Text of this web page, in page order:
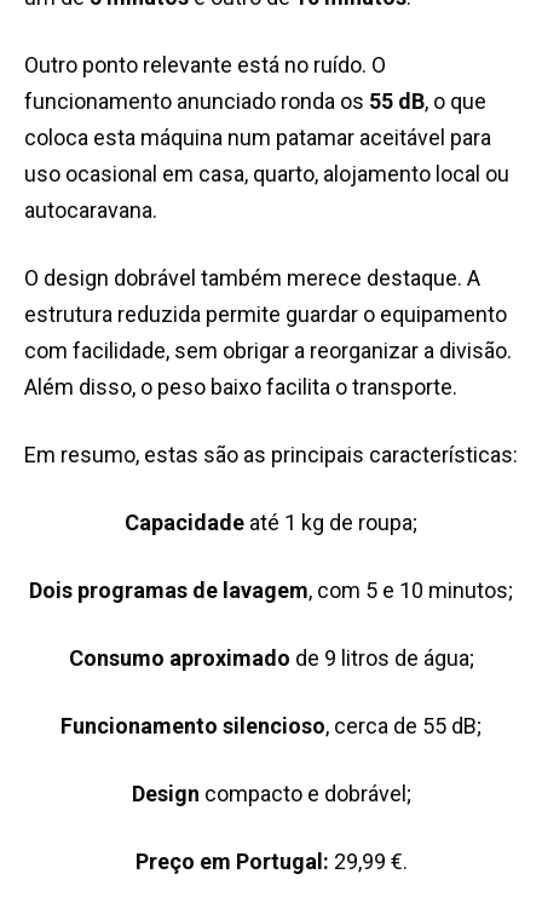
Outro ponto relevante está no ruído. O
funcionamento anunciado ronda os 55 dB, o que
coloca esta máquina num patamar aceitável para
uso ocasional em casa, quarto, alojamento local ou
autocaravana.
O design dobrável também merece destaque. A
estrutura reduzida permite guardar o equipamento
com facilidade, sem obrigar a reorganizar a divisão.
Além disso, o peso baixo facilita o transporte.
Em resumo, estas são as principais características:
Capacidade até 1 kg de roupa;
Dois programas de lavagem, com 5 e 10 minutos;
Consumo aproximado de 9 litros de água;
Funcionamento silencioso, cerca de 55 dB;
Design compacto e dobrável;
Preço em Portugal: 29,99 €.